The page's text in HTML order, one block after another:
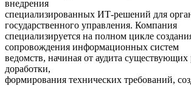
внедрения
специализированных ИТ-решений для
государственного управления. Компания
специализируется на полном цикле
сопровождения информационных систем
ведомств, начиная от аудита существующих
доработки,
формирования технических требований,